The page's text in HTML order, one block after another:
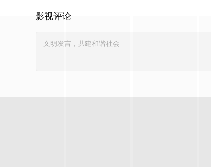
影视评论